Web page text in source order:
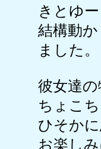
きとゆー
結構動
ました。
彼女達
ちょこ
ひそか
お楽し